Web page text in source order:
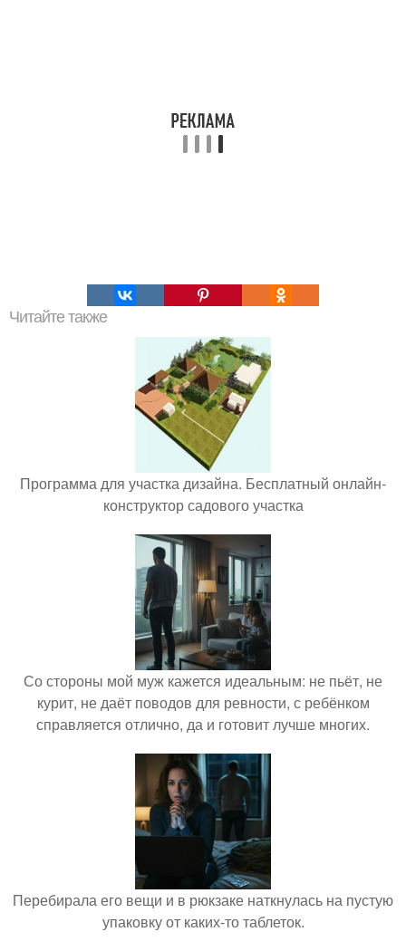
Читайте также
Программа для участка дизайна. Бесплатный онлайн-
конструктор садового участка
Со стороны мой муж кажется идеальным: не пьёт, не
курит, не даёт поводов для ревности, с ребёнком
справляется отлично, да и готовит лучше многих.
Перебирала его вещи и в рюкзаке наткнулась на пустую
упаковку от каких-то таблеток.